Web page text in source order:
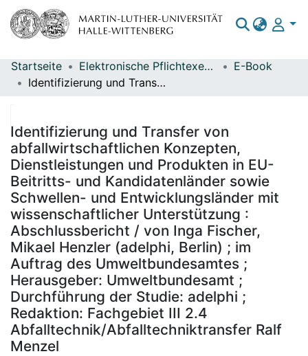
Bereiche & Sammlungen
Statistiken
Startseite Elektronische Pflichtexemplare
E-Book
Identifizierung und Transfer von abfallwirtschaftlichen Konzepten, Dienstleistungen und Produkten in EU-Beitritts- und Kandidatenländer sowie Schwellen- und Entwicklungsländer mit wissenschaftlicher Unterstützung : Abschlussbericht / von Inga Fischer, Mikael Henzler (adelphi, Berlin) ; im Auftrag des Umweltbundesamtes ; Herausgeber: Umweltbundesamt ; Durchführung der Studie: adelphi ; Redaktion: Fachgebiet III 2.4 Abfalltechnik/Abfalltechniktransfer Ralf Menzel
Identifizierung und Transfer von
abfallwirtschaftlichen Konzepten,
Dienstleistungen und Produkten in EU-
Beitritts- und Kandidatenländer sowie
Schwellen- und Entwicklungsländer mit
wissenschaftlicher Unterstützung :
Abschlussbericht / von Inga Fischer,
Mikael Henzler (adelphi, Berlin) ; im
Auftrag des Umweltbundesamtes ;
Herausgeber: Umweltbundesamt ;
Durchführung der Studie: adelphi ;
Redaktion: Fachgebiet III 2.4
Abfalltechnik/Abfalltechniktransfer Ralf
Menzel